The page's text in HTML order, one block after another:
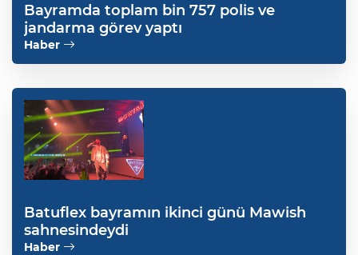
Bayramda toplam bin 757 polis ve
jandarma görev yaptı
Haber
Batuflex bayramın ikinci günü Mawish
sahnesindeydi
Haber